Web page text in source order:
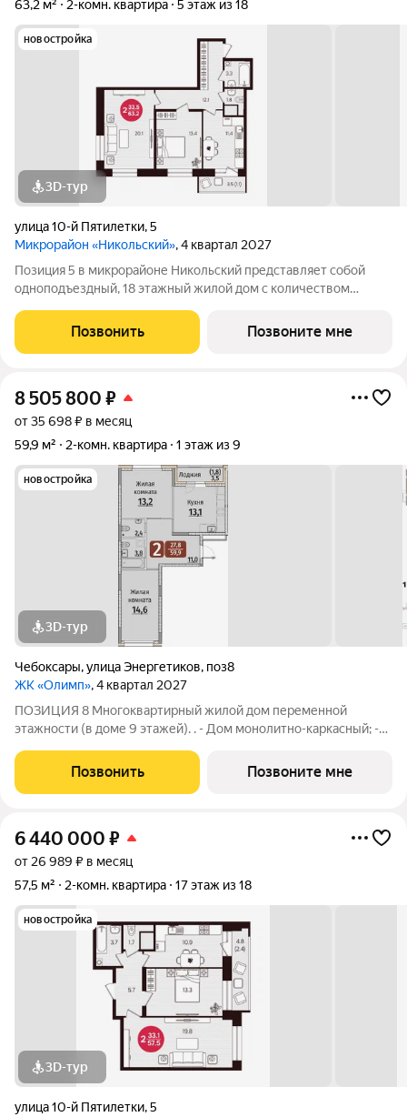
63,2 м²
2-комн. квартира 5 этаж из 18
новостройка
3D-тур
улица 10-й Пятилетки,5
Микрорайон «Никольский», 4 квартал 2027
Позиция 5 в микрорайоне Никольский представляет собой
одноподъездный, 18 этажный жилой дом с количеством
тщательно продуманные планировки квартир - от 1-комнатных
до 3-комнатных, а также
Позвонить Позвоните мне
8 505 800 ₽
от 35 698 ₽ в месяц
59,9 м²
2-комн. квартира 1 этаж из 9
новостройка
3D-тур
Чебоксары,улица Энергетиков, поз8
ЖК «Олимп», 4 квартал 2027
ПОЗИЦИЯ 8 Многоквартирный жилой дом переменной
этажности (в доме 9 этажей). . - Дом монолитно-каркасный; -
централизованное (с установкой поквартирных счетчиков
учета тепла); - Места общего
Позвонить Позвоните мне
6 440 000 ₽
от 26 989 ₽ в месяц
57,5 м²
2-комн. квартира 17 этаж из 18
новостройка
3D-тур
улица 10-й Пятилетки,5